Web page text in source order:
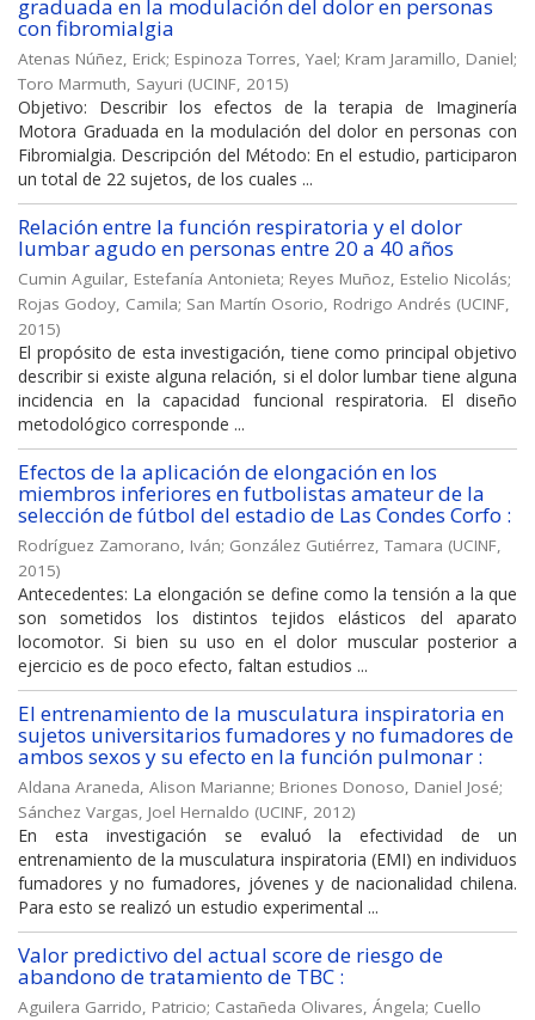
graduada en la modulación del dolor en personas
con fibromialgia
Atenas Núñez, Erick; Espinoza Torres, Yael; Kram Jaramillo, Daniel;
Toro Marmuth, Sayuri (UCINF, 2015)
Objetivo: Describir los efectos de la terapia de Imaginería
Motora Graduada en la modulación del dolor en personas con
Fibromialgia. Descripción del Método: En el estudio, participaron
un total de 22 sujetos, de los cuales ...
Relación entre la función respiratoria y el dolor
lumbar agudo en personas entre 20 a 40 años
Cumin Aguilar, Estefanía Antonieta; Reyes Muñoz, Estelio Nicolás;
Rojas Godoy, Camila; San Martín Osorio, Rodrigo Andrés (UCINF,
2015)
El propósito de esta investigación, tiene como principal objetivo
describir si existe alguna relación, si el dolor lumbar tiene alguna
incidencia en la capacidad funcional respiratoria. El diseño
metodológico corresponde ...
Efectos de la aplicación de elongación en los
miembros inferiores en futbolistas amateur de la
selección de fútbol del estadio de Las Condes Corfo :
Rodríguez Zamorano, Iván; González Gutiérrez, Tamara (UCINF,
2015)
Antecedentes: La elongación se define como la tensión a la que
son sometidos los distintos tejidos elásticos del aparato
locomotor. Si bien su uso en el dolor muscular posterior a
ejercicio es de poco efecto, faltan estudios ...
El entrenamiento de la musculatura inspiratoria en
sujetos universitarios fumadores y no fumadores de
ambos sexos y su efecto en la función pulmonar :
Aldana Araneda, Alison Marianne; Briones Donoso, Daniel José;
Sánchez Vargas, Joel Hernaldo (UCINF, 2012)
En esta investigación se evaluó la efectividad de un
entrenamiento de la musculatura inspiratoria (EMI) en individuos
fumadores y no fumadores, jóvenes y de nacionalidad chilena.
Para esto se realizó un estudio experimental ...
Valor predictivo del actual score de riesgo de
abandono de tratamiento de TBC :
Aguilera Garrido, Patricio; Castañeda Olivares, Ángela; Cuello